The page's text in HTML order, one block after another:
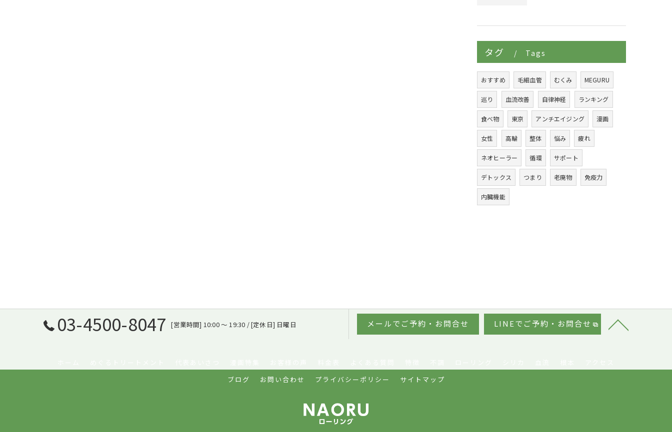
タグ Tags
おすすめ 毛細血管 むくみ MEGURU
巡り 血流改善 自律神経 ランキング
食べ物 東京 アンチエイジング 漫画
女性 高輪 整体 悩み 疲れ
ネオヒーラー 循環 サポート
デトックス つまり 老廃物 免疫力
内臓機能
03-4500-8047 [営業時間] 10:00 〜 19:30 / [定休日] 日曜日 メールでご予約・お問合せ LINEでご予約・お問合せ
ブログ
お問い合わせ プライバシーポリシー サイトマップ